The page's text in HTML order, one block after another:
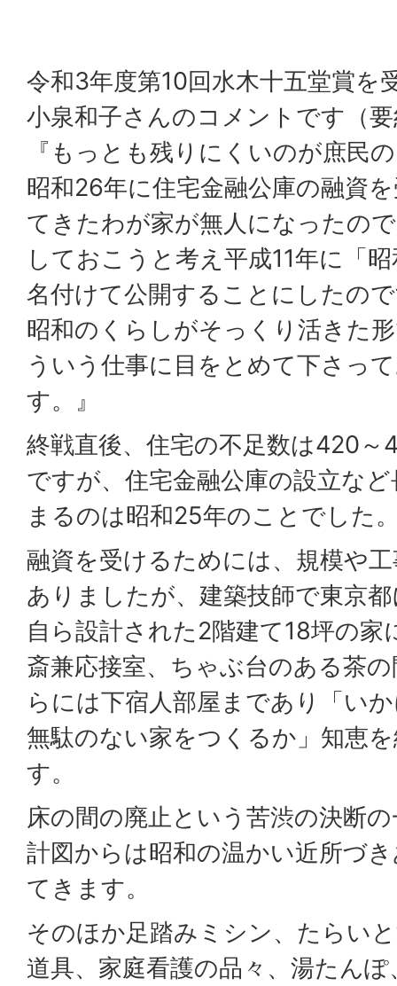
令和3年度第10回水木十五堂賞を
小泉和子さんのコメントです（
『もっとも残りにくいのが庶民
昭和26年に住宅金融公庫の融資
てきたわが家が無人になったの
しておこうと考え平成11年に「
名付けて公開することにしたの
昭和のくらしがそっくり活きた
ういう仕事に目をとめて下さっ
す。』
終戦直後、住宅の不足数は420
ですが、住宅金融公庫の設立な
まるのは昭和25年のことでした
融資を受けるためには、規模や
ありましたが、建築技師で東京
自ら設計された2階建て18坪の家
斎兼応接室、ちゃぶ台のある茶
らには下宿人部屋まであり「い
無駄のない家をつくるか」知恵
す。
床の間の廃止という苦渋の決断
計図からは昭和の温かい近所づ
てきます。
そのほか足踏みミシン、たらい
道具、家庭看護の品々、湯たん